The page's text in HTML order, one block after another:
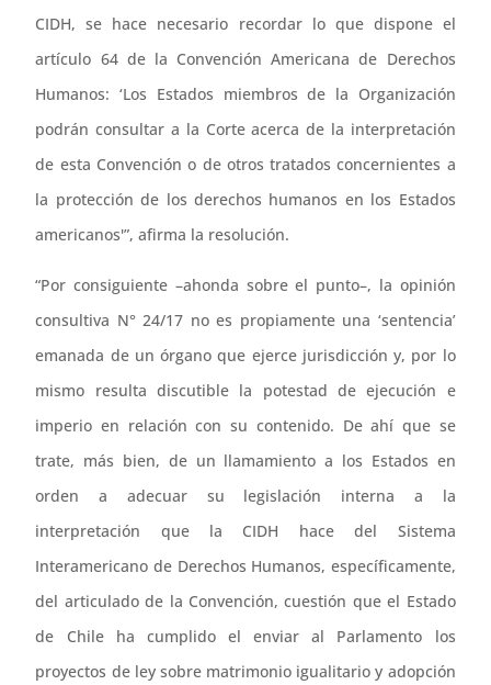
CIDH, se hace necesario recordar lo que dispone el
artículo 64 de la Convención Americana de Derechos
Humanos: ‘Los Estados miembros de la Organización
podrán consultar a la Corte acerca de la interpretación
de esta Convención o de otros tratados concernientes a
la protección de los derechos humanos en los Estados
americanos'”, afirma la resolución.
“Por consiguiente –ahonda sobre el punto–, la opinión
consultiva N° 24/17 no es propiamente una ‘sentencia’
emanada de un órgano que ejerce jurisdicción y, por lo
mismo resulta discutible la potestad de ejecución e
imperio en relación con su contenido. De ahí que se
trate, más bien, de un llamamiento a los Estados en
orden a adecuar su legislación interna a la
interpretación que la CIDH hace del Sistema
Interamericano de Derechos Humanos, específicamente,
del articulado de la Convención, cuestión que el Estado
de Chile ha cumplido el enviar al Parlamento los
proyectos de ley sobre matrimonio igualitario y adopción